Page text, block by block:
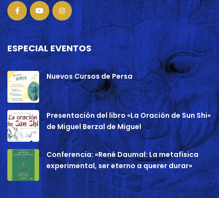
ESPECIAL EVENTOS
Nuevos Cursos de Persa
Presentación del libro «La Oración de Sun Shi»
de Miguel Berzal de Miguel
Conferencia: «René Daumal: La metafísica
experimental, ser eterno a querer durar»